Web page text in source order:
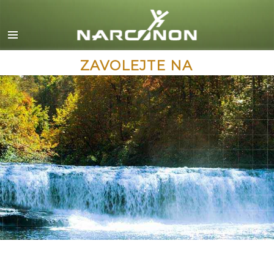
English
Dansk
Deutsch
Ελληνικά (Greek)
Español
Français
Hebrew
Magyar
Italiano
日本語 (Japanese)
Macedonian
ZAVOLEJTE NA